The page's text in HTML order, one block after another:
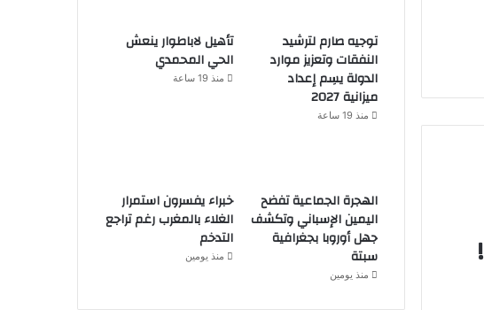
توجيه صارم لترشيد
النفقات وتعزيز موارد
الدولة يسِم إعداد
ميزانية 2027
منذ 19 ساعة
تأهيل لاباطوار ينعش
الحي المحمدي
منذ 19 ساعة
الهجرة الجماعية تفضح
اليمين الإسباني وتكشف
جهل أوروبا بجغرافية
سبتة
منذ يومين
خبراء يفسرون استمرار
الغلاء بالمغرب رغم تراجع
التدخم
منذ يومين